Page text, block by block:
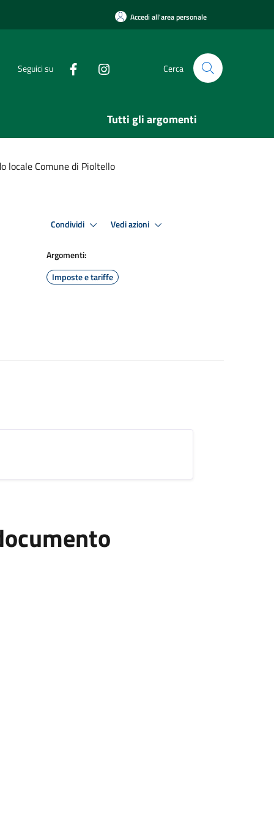
Accedi all'area personale
Seguici su Cerca
Tutti gli argomenti
locale Comune di Pioltello
Condividi Vedi azioni
Argomenti:
Imposte e tariffe